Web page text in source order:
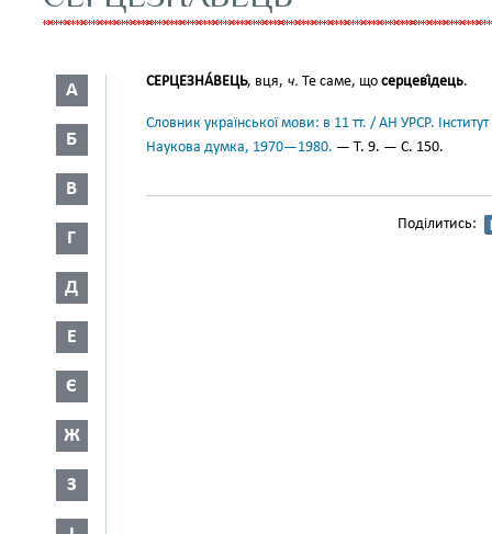
А
Б
В
Г
Д
Е
Є
Ж
З
СЕРЦЕЗНА́ВЕЦЬ, вця, ч. Те саме, що серцеві́дець.
Словник української мови: в 11 тт. / АН УРСР.
Наукова думка, 1970—1980. — Т. 9. — С. 150.
Поділитись: